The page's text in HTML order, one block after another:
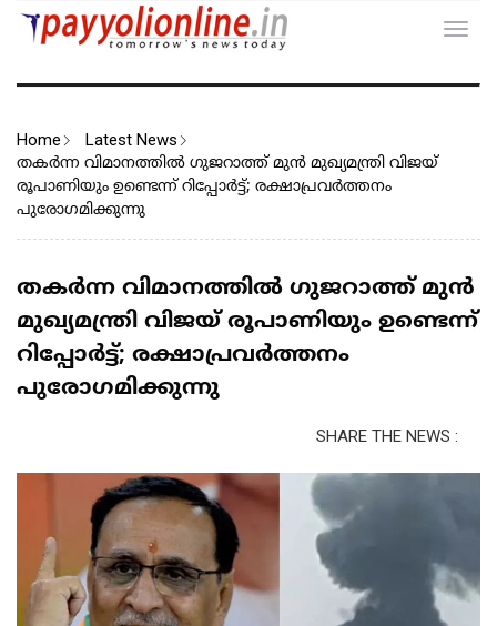
Home Latest News
തകർന്ന വിമാനത്തിൽ ഗുജറാത്ത് മുൻ മുഖ്യമന്ത്രി വിജയ്
രൂപാണിയും ഉ​​ണ്ടെന്ന് റിപ്പോർട്ട്; രക്ഷാപ്രവർത്തനം
പുരോഗമിക്കുന്നു
തകർന്ന വിമാനത്തിൽ ഗുജറാത്ത് മുൻ
മുഖ്യമന്ത്രി വിജയ് രൂപാണിയും ഉ​​ണ്ടെന്ന്
റിപ്പോർട്ട്; രക്ഷാപ്രവർത്തനം
പുരോഗമിക്കുന്നു
SHARE THE NEWS :